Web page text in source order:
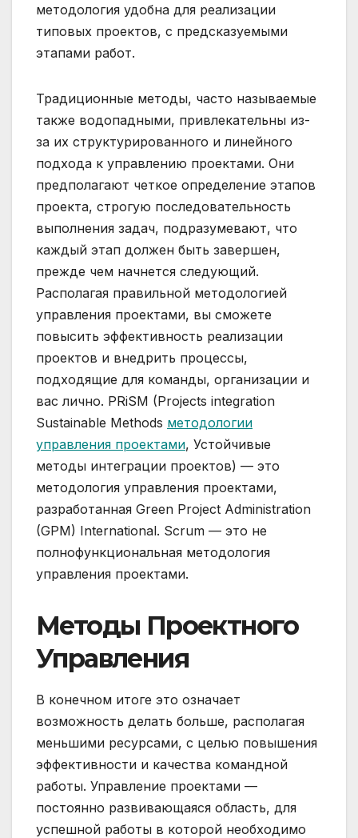
методология удобна для реализации
типовых проектов, с предсказуемыми
этапами работ.
Традиционные методы, часто называемые
также водопадными, привлекательны из-
за их структурированного и линейного
подхода к управлению проектами. Они
предполагают четкое определение этапов
проекта, строгую последовательность
выполнения задач, подразумевают, что
каждый этап должен быть завершен,
прежде чем начнется следующий.
Располагая правильной методологией
управления проектами, вы сможете
повысить эффективность реализации
проектов и внедрить процессы,
подходящие для команды, организации и
вас лично. PRiSM (Projects integration
Sustainable Methods методологии
управления проектами, Устойчивые
методы интеграции проектов) — это
методология управления проектами,
разработанная Green Project Administration
(GPM) International. Scrum — это не
полнофункциональная методология
управления проектами.
Методы Проектного
Управления
В конечном итоге это означает
возможность делать больше, располагая
меньшими ресурсами, с целью повышения
эффективности и качества командной
работы. Управление проектами —
постоянно развивающаяся область, для
успешной работы в которой необходимо